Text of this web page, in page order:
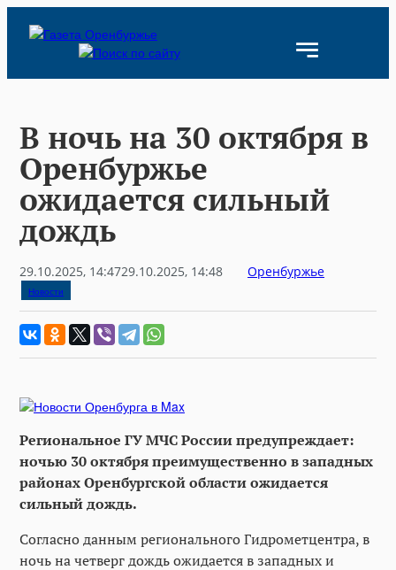
В ночь на 30 октября в
Оренбуржье
ожидается сильный
дождь
29.10.2025, 14:4729.10.2025, 14:48 Оренбуржье
Новости
Региональное ГУ МЧС России предупреждает:
ночью 30 октября преимущественно в западных
районах Оренбургской области ожидается
сильный дождь.
Согласно данным регионального Гидрометцентра, в
ночь на четверг дождь ожидается в западных и